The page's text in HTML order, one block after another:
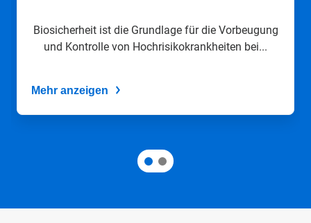
Biosicherheit ist die Grundlage für die Vorbeugung
und Kontrolle von Hochrisikokrankheiten bei...
Mehr anzeigen